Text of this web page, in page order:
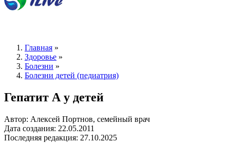
Главная »
Здоровье »
Болезни »
Болезни детей (педиатрия)
Гепатит А у детей
Автор: Алексей Портнов, семейный врач
Дата создания: 22.05.2011
Последняя редакция: 27.10.2025